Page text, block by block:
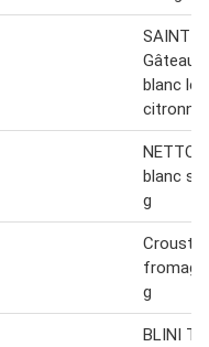
SAINT
Gâteau
blanc
citronné
NETTO
blanc
g
g
BLINI